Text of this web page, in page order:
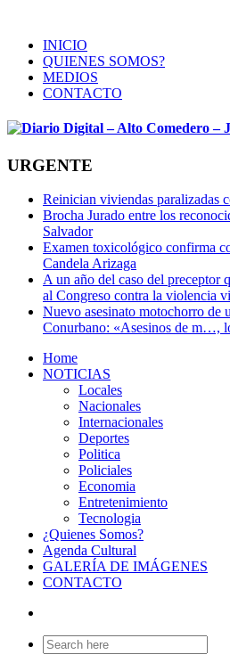
INICIO
QUIENES SOMOS?
MEDIOS
CONTACTO
URGENTE
Reinician viviendas paralizadas
Brocha Jurado entre los
Salvador
Examen toxicológico confirma
Candela Arizaga
A un año del caso del preceptor
al Congreso contra la violencia
Nuevo asesinato motochorro de
Conurbano: «Asesinos de m…,
Home
NOTICIAS
Locales
Nacionales
Internacionales
Deportes
Politica
Policiales
Economia
Entretenimiento
Tecnologia
¿Quienes Somos?
Agenda Cultural
GALERÍA DE IMÁGENES
CONTACTO
Search
for: